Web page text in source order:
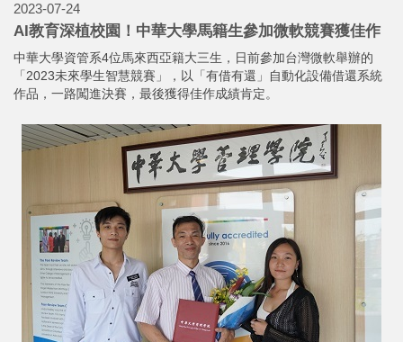
2023-07-24
AI教育深植校園！中華大學馬籍生參加微軟競賽獲佳作
中華大學資管系4位馬來西亞籍大三生，日前參加台灣微軟舉辦的
「2023未來學生智慧競賽」，以「有借有還」自動化設備借還系統
作品，一路闖進決賽，最後獲得佳作成績肯定。